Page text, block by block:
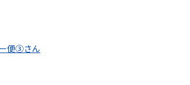
便③さん